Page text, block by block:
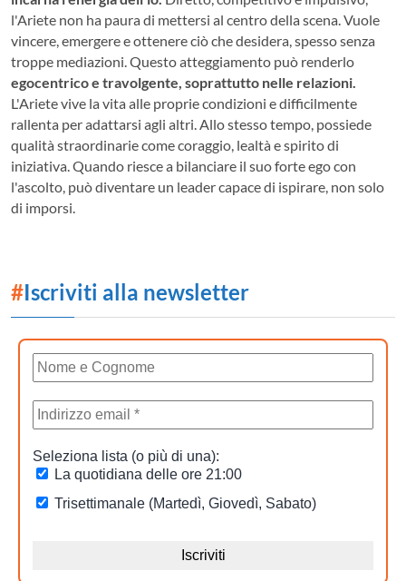
l'Ariete non ha paura di mettersi al centro della scena. Vuole
vincere, emergere e ottenere ciò che desidera, spesso senza
troppe mediazioni. Questo atteggiamento può renderlo
egocentrico e travolgente, soprattutto nelle relazioni.
L'Ariete vive la vita alle proprie condizioni e difficilmente
rallenta per adattarsi agli altri. Allo stesso tempo, possiede
qualità straordinarie come coraggio, lealtà e spirito di
iniziativa. Quando riesce a bilanciare il suo forte ego con
l'ascolto, può diventare un leader capace di ispirare, non solo
di imporsi.
#Iscriviti alla newsletter